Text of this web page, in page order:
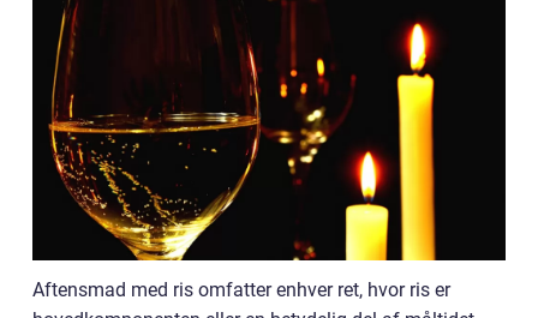
Aftensmad med ris omfatter enhver ret, hvor ris er